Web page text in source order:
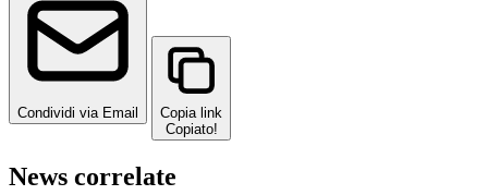
Condividi via Email
Copia link
Copiato!
News correlate